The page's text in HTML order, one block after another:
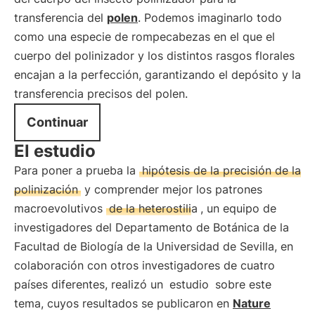
transferencia del polen. Podemos imaginarlo todo
como una especie de rompecabezas en el que el
cuerpo del polinizador y los distintos rasgos florales
encajan a la perfección, garantizando el depósito y la
transferencia precisos del polen.
Continuar
El estudio
Para poner a prueba la hipótesis de la precisión de la
polinización y comprender mejor los patrones
macroevolutivos de la heterostilia , un equipo de
investigadores del Departamento de Botánica de la
Facultad de Biología de la Universidad de Sevilla, en
colaboración con otros investigadores de cuatro
países diferentes, realizó un estudio sobre este
tema, cuyos resultados se publicaron en Nature